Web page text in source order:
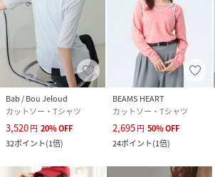
Bab / Bou Jeloud
カットソー・Tシャツ
3,520円 20%OFF
32ポイント(1倍)
BEAMS HEART
カットソー・Tシャツ
2,695円 50%OFF
24ポイント(1倍)